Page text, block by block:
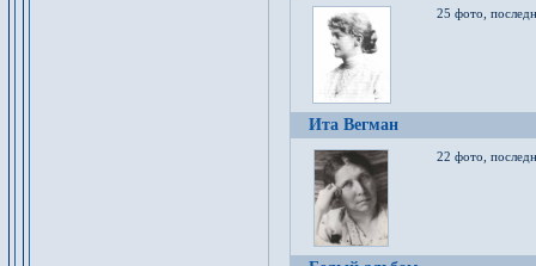
25 фото,
Ита Вегман
22 фото,